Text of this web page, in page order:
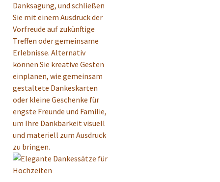
Danksagung, und schließen
Sie mit einem Ausdruck der
Vorfreude auf zukünftige
Treffen oder gemeinsame
Erlebnisse. Alternativ
können Sie kreative Gesten
einplanen, wie gemeinsam
gestaltete Dankeskarten
oder kleine Geschenke für
engste Freunde und Familie,
um Ihre Dankbarkeit visuell
und materiell zum Ausdruck
zu bringen.